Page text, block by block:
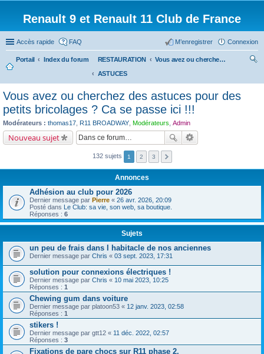
Renault 9 et Renault 11 Club de France
Accès rapide FAQ Connexion
M’enregistrer
Portail Index du forum
RESTAURATION
ASTUCES
Vous avez ou cherchez des astuces pour des petits bricolages ? Ca se passe ici !!!
Vous avez ou cherchez des astuces pour des
petits bricolages ? Ca se passe ici !!!
Modérateurs : thomas17 R11 BROADWAY Modérateurs Admin
Nouveau sujet
132 sujets 1 2 3
Annonces
Adhésion au club pour 2026
Dernier message par Pierre « 26 avr. 2026, 20:09
Posté dans Le Club: sa vie, son web, sa boutique.
Réponses : 6
Sujets
un peu de frais dans l habitacle de nos anciennes
Dernier message par Chris « 03 sept. 2023, 17:31
solution pour connexions électriques !
Dernier message par Chris « 10 mai 2023, 10:25
Réponses : 1
Chewing gum dans voiture
Dernier message par platoon53 « 12 janv. 2023, 02:58
Réponses : 1
stikers !
Dernier message par gtt12 « 11 déc. 2022, 02:57
Réponses : 3
Fixations de pare chocs sur R11 phase 2.